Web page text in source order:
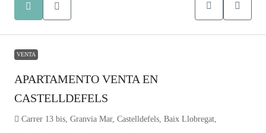
VENTA
APARTAMENTO VENTA EN
CASTELLDEFELS
Carrer 13 bis, Granvia Mar, Castelldefels, Baix Llobregat,